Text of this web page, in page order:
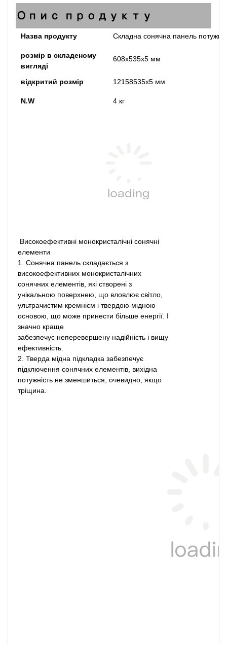
Опис продукту
Назва продукту Складна сонячна панель
розмір в складеному
вигляді
608x535x5 мм
відкритий розмір 12158535x5 мм
N.W 4 кг
Високоефективні монокристалічні сонячні
елементи
1. Сонячна панель складається з
високоефективних монокристалічних
сонячних елементів, які створені з
унікальною поверхнею, що вловлює світло,
ультрачистим кремнієм і твердою мідною
основою, що може принести більше енергії. І
значно краще
забезпечує неперевершену надійність і вищу
ефективність.
2. Тверда мідна підкладка забезпечує
підключення сонячних елементів, вихідна
потужність не зменшиться, очевидно, якщо
тріщина.